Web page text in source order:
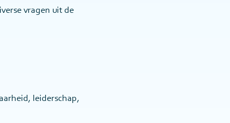
vragen uit de
leiderschap,